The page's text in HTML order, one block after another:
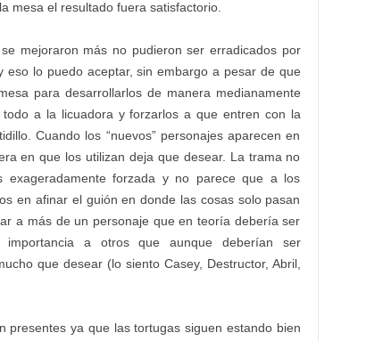
mesa el resultado fuera satisfactorio.
mejoraron más no pudieron ser erradicados por
lo puedo aceptar, sin embargo a pesar de que
para desarrollarlos de manera medianamente
a la licuadora y forzarlos a que entren con la
Cuando los “nuevos” personajes aparecen en
en que los utilizan deja que desear. La trama no
forzada y no parece que a los
en afinar el guión en donde las cosas solo pasan
a más de un personaje que en teoría debería ser
a otros que aunque deberían ser
que desear (lo siento Casey, Destructor, Abril,
presentes ya que las tortugas siguen estando bien